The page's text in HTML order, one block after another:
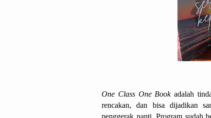
One Class One Book adalah
rencakan, dan bisa dijadikan
penggerak nanti. Program sudah